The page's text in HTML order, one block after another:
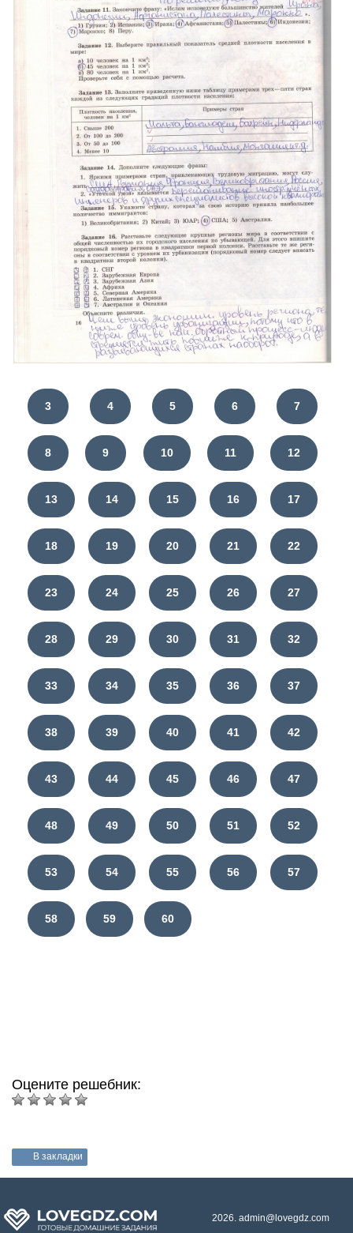
3 4 5 6 7
8 9 10 11 12
13 14 15 16 17
18 19 20 21 22
23 24 25 26 27
28 29 30 31 32
33 34 35 36 37
38 39 40 41 42
43 44 45 46 47
48 49 50 51 52
53 54 55 56 57
58 59 60
Оцените решебник:
В закладки
2026. admin@lovegdz.com